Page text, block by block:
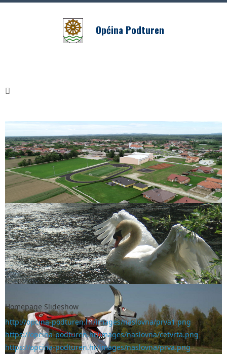
Općina Podturen
Homepage Slideshow
http://opcina-podturen.hr/images/naslovna/prva1.png
https://opcina-podturen.hr/images/naslovna/cetvrta.png
https://opcina-podturen.hr/images/naslovna/prva.png